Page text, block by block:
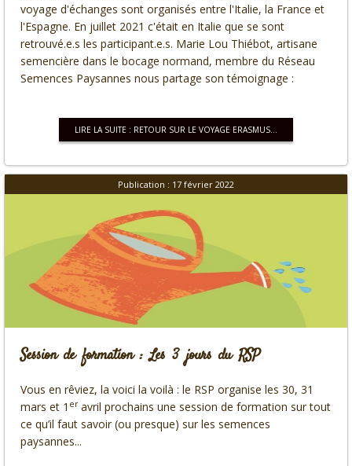
voyage d'échanges sont organisés entre l'Italie, la France et
l'Espagne. En juillet 2021 c'était en Italie que se sont
retrouvé.e.s les participant.e.s. Marie Lou Thiébot, artisane
semencière dans le bocage normand, membre du Réseau
Semences Paysannes nous partage son témoignage :
LIRE LA SUITE : RETOUR SUR LE VOYAGE ERASMUS...
Publication : 17 février 2022
Session de formation : Les 3 jours du RSP
Vous en rêviez, la voici la voilà : le RSP organise les 30, 31
mars et 1 eravril prochains une session de formation sur tout
ce qu’il faut savoir (ou presque) sur les semences
paysannes...